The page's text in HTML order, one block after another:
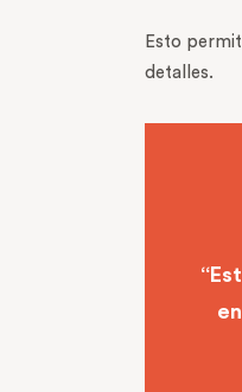
Esto
detalles.